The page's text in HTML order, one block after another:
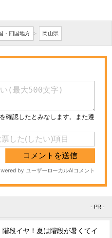
・四国地方 > 岡山県
- PR -
階段イヤ！夏は階段が暑くてイ